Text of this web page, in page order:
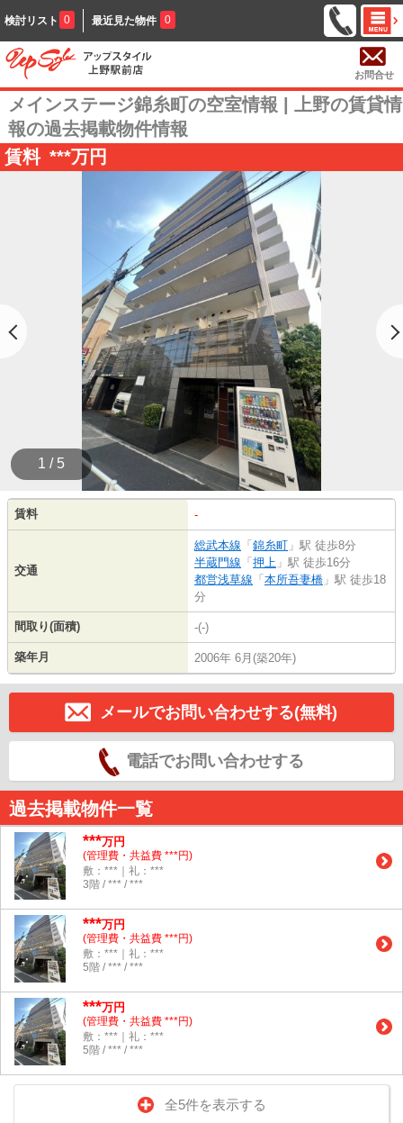
検討リスト 0 最近見た物件 0
お問合せ
メインステージ錦糸町の空室情報 | 上野の賃貸情
報の過去掲載物件情報
賃料 ***万円
1 / 5
賃料 -
交通
総武本線 「 錦糸町 」駅 徒歩8分
半蔵門線 「 押上 」駅 徒歩16分
都営浅草線 「 本所吾妻橋 」駅 徒歩18
分
間取り(面積) -(-)
築年月 2006年 6月(築20年)
メールでお問い合わせする(無料)
電話でお問い合わせする
過去掲載物件一覧
***万円
(管理費・共益費 ***円)
敷：***｜礼：***
3階 / *** / ***
***万円
(管理費・共益費 ***円)
敷：***｜礼：***
5階 / *** / ***
***万円
(管理費・共益費 ***円)
敷：***｜礼：***
5階 / *** / ***
全5件を表示する